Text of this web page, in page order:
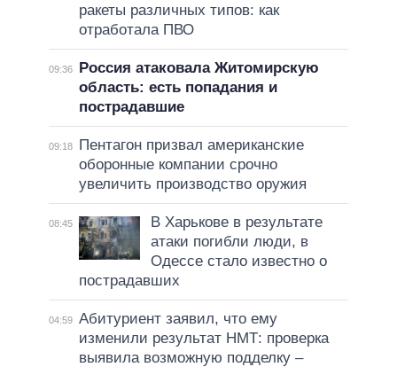
ракеты различных типов: как
отработала ПВО
09:36
Россия атаковала Житомирскую
область: есть попадания и
пострадавшие
09:18
Пентагон призвал американские
оборонные компании срочно
увеличить производство оружия
08:45
В Харькове в результате
атаки погибли люди, в
Одессе стало известно о
пострадавших
04:59 Абитуриент заявил, что ему
изменили результат НМТ: проверка
выявила возможную подделку –